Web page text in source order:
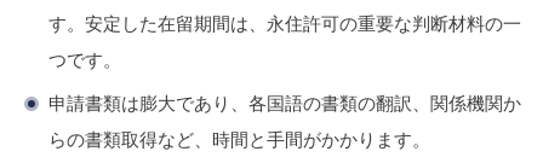
す。安定した在留期間は、永住許可の重要な判断材料の一
つです。
申請書類は膨大であり、各国語の書類の翻訳、関係機関か
らの書類取得など、時間と手間がかかります。